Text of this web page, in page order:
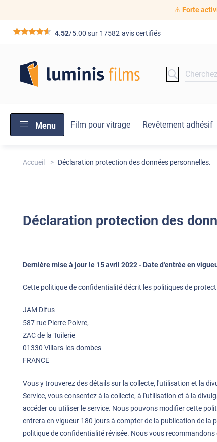
⚠️ Forte
*****4.52/5.00 sur 17582 avis certifiés
Menu Film pour vitrage Revêtement adhésif
Accueil Déclaration protection des données personnelles.
Déclaration protection des
Dernière mise à jour le 15 avril 2022 - Date d'entrée en
Cette politique de confidentialité décrit les politiques de
JAM Difus
587 rue Pierre Poivre,
ZAC de la Tuilerie
01330 Villars-les-dombes
FRANCE
Vous y trouverez des détails sur la collecte, l'utilisation et la
Service, vous consentez à la collecte, à l'utilisation et à la
accéder ou utiliser le service. Nous pouvons modifier cette
entrera en vigueur 180 jours à compter de la publication de
politique de confidentialité révisée. Nous vous